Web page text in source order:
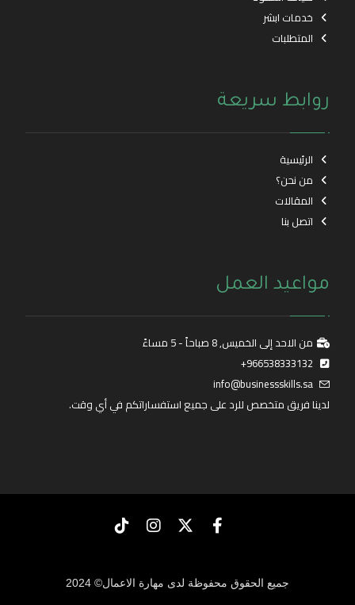
خدمات ابشر
المتطلبات
روابط سريعة
الرئيسية
من نحن؟
المقالات
اتصل بنا
مواعيد العمل
من الاحد إلى الخميس, 8 صباحاً - 5 مساءً
966538333132+
info@businessskills.sa
لدينا فريق متخصص للرد على جميع استفساراتكم في أي وقت.
جميع الحقوق محفوظة لدى مهارة الاعمال© 2024